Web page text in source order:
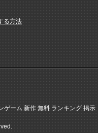
る方法
ゲーム 新作 無料 ランキング 掲示